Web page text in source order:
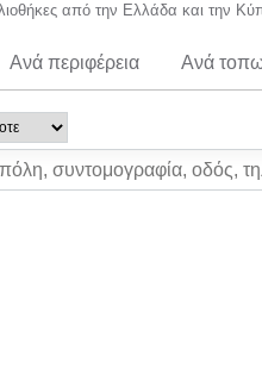
από την Ελλάδα και την
Ανά περιφέρεια Ανά